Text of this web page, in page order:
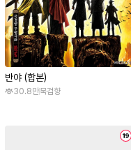
반야 (합본)
30.8만묵검향